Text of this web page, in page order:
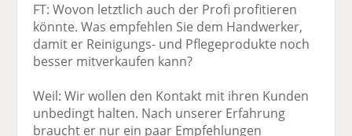
FT: Wovon letztlich auch der Profi profitieren
könnte. Was empfehlen Sie dem Handwerker,
damit er Reinigungs- und Pflegeprodukte noch
besser mitverkaufen kann?
Weil: Wir wollen den Kontakt mit ihren Kunden
unbedingt halten. Nach unserer Erfahrung
braucht er nur ein paar Empfehlungen